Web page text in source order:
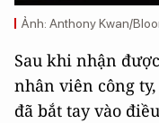
Ảnh: Anthony Kwan/
Sau khi nhận
nhân viên công
đã bắt tay vào